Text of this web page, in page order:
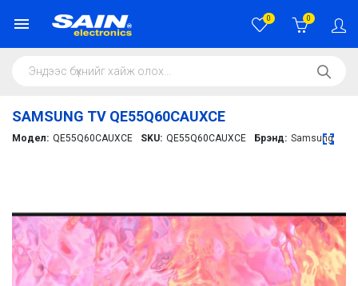
0 0
SAMSUNG TV QE55Q60CAUXCE
Модел: QE55Q60CAUXCE SKU: QE55Q60CAUXCE Брэнд: Samsung